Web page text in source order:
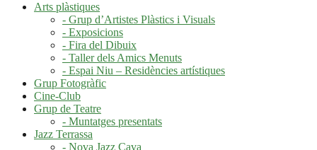
Arts plàstiques
- Grup d’Artistes Plàstics i Visuals
- Exposicions
- Fira del Dibuix
- Taller dels Amics Menuts
- Espai Niu – Residències artístiques
Grup Fotogràfic
Cine-Club
Grup de Teatre
- Muntatges presentats
Jazz Terrassa
- Nova Jazz Cava